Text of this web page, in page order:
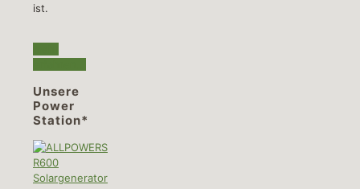
ist.
Unsere
Power
Station*